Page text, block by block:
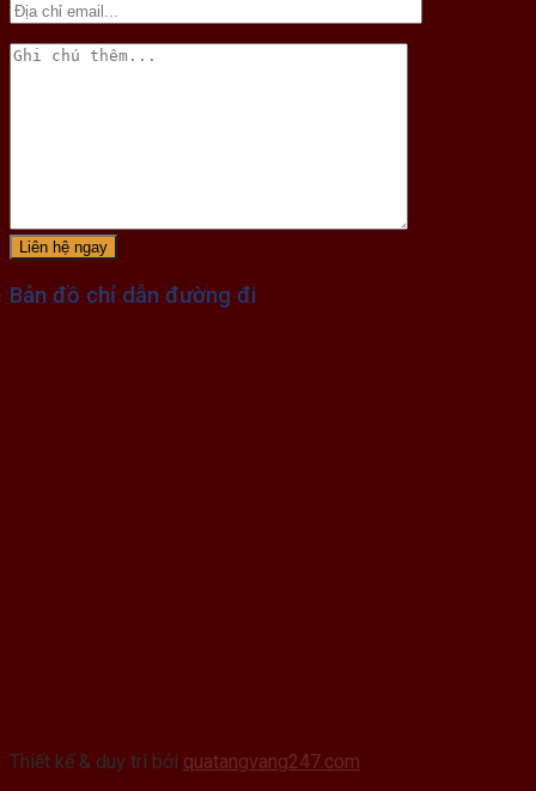
Bản đồ chỉ dẫn đường đi
Thiết kế & duy trì bởi quatangvang247.com